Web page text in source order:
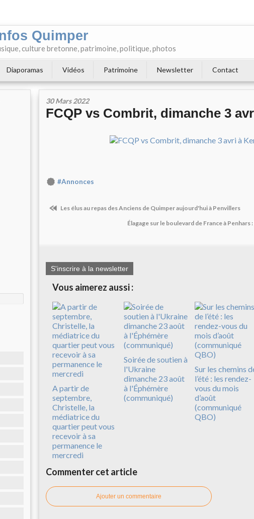
Quimper
culture bretonne, patrimoine, politique, photos
Diaporamas Vidéos Patrimoine Newsletter Contact
30 Mars 2022
FCQP vs Combrit, dimanche 3
#Annonces
Les élus au repas des Anciens de Quimper aujourd'hui à Penvillers
Élagage sur le boulevard de France à Penhars
S'inscrire à la newsletter
Vous aimerez aussi :
A partir de
septembre,
Christelle, la
médiatrice du
quartier peut vous
recevoir à sa
permanence le
mercredi
Soirée de soutien à
l'Ukraine
dimanche 23 août
à l'Éphémère
(communiqué)
Sur les chemins
l’été : les rendez-
vous du mois
d’août
(communiqué
QBO)
Commenter cet article
Ajouter un commentaire